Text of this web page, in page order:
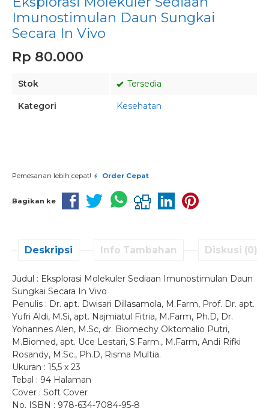
Imunostimulan Daun Sungkai
Secara In Vivo
Rp 80.000
Stok Tersedia
Kategori Kesehatan
Pemesanan lebih cepat! Order Cepat
Bagikan ke
Deskripsi Info Tambahan Diskusi (0)
Judul : Eksplorasi Molekuler Sediaan Imunostimulan Daun
Sungkai Secara In Vivo
Penulis : Dr. apt. Dwisari Dillasamola, M.Farm, Prof. Dr. apt.
Yufri Aldi, M.Si, apt. Najmiatul Fitria, M.Farm, Ph.D, Dr.
Yohannes Alen, M.Sc, dr. Biomechy Oktomalio Putri,
M.Biomed, apt. Uce Lestari, S.Farm., M.Farm, Andi Rifki
Rosandy, M.Sc., Ph.D, Risma Multia.
Ukuran : 15,5 x 23
Tebal : 94 Halaman
Cover : Soft Cover
No. ISBN : 978-634-7084-95-8